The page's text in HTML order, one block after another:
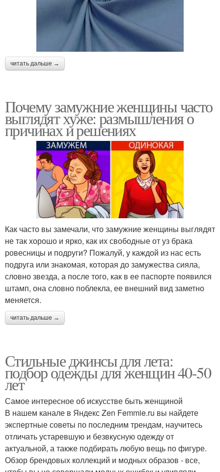
читать дальше →
Почему замужние женщины часто
выглядят хуже: размышления о
причинах и решениях
Как часто вы замечали, что замужние женщины выглядят
не так хорошо и ярко, как их свободные от уз брака
ровесницы и подруги? Пожалуй, у каждой из нас есть
подруга или знакомая, которая до замужества сияла,
словно звезда, а после того, как в ее паспорте появился
штамп, она словно поблекла, ее внешний вид заметно
меняется.
читать дальше →
Стильные джинсы для лета:
подбор одежды для женщин 40-50
лет
Самое интересное об искусстве быть женщиной
В нашем канале в Яндекс Zen Femmie.ru вы найдете
экспертные советы по последним трендам, научитесь
отличать устаревшую и безвкусную одежду от
актуальной, а также подбирать любую вещь по фигуре.
Обзор брендовых коллекций и модных образов - все,